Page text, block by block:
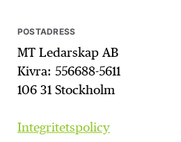
POSTADRESS
MT Ledarskap AB
Kivra: 556688-5611
106 31 Stockholm
Integritetspolicy